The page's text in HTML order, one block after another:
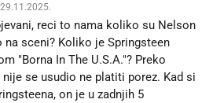
29.11.2025.
reci to nama koliko su Nelson
na sceni? Koliko je Springsteen
"Borna In The U.S.A."? Preko
nije se usudio ne platiti porez. Kad si
on je u zadnjih 5